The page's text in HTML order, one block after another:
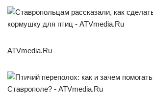
ATVmedia.Ru